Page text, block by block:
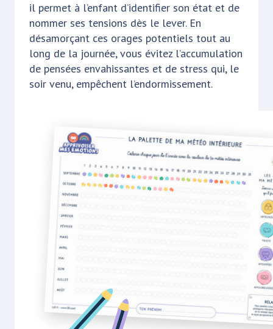
il permet à l’enfant d’identifier son état et de
nommer ses tensions dès le lever. En
désamorçant ces orages potentiels tout au
long de la journée, vous évitez l’accumulation
de pensées envahissantes et de stress qui, le
soir venu, empêchent l’endormissement.